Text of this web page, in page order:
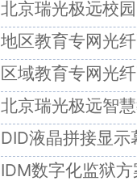
北京瑞光极远校
地区教育专网光
区域教育专网光
北京瑞光极远智
DID液晶拼接显示
IDM数字化监狱方